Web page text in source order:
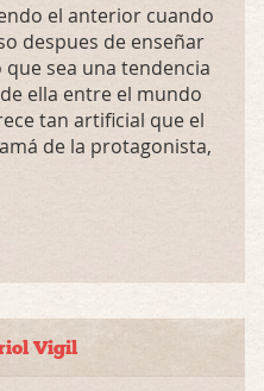
el anterior cuando
despues de enseñar
sea una tendencia
ella entre el mundo
tan artificial que el
de la protagonista,
Vigil